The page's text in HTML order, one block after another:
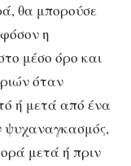
θα μπορούσε
η
μέσο όρο και
όταν
ή μετά από ένα
ψυχαναγκασμός,
μετά ή πριν